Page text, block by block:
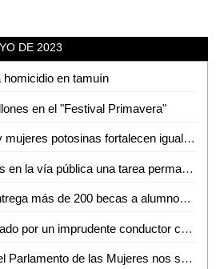
DE 2023
en tamuín
en el "Festival Primavera"
Gobierno del cambio y mujeres potosinas fortalecen igualdad
Supervisión de tianguis en la vía pública una tarea permanente de la dirección de Comercio del ayuntamiento de San Luis Potosí
Gobierno Municipal entrega más de 200 becas a alumnos del Tecnológico de Ciudad Valles
Banderero fue atropellado por un imprudente conductor cerca de Cemex
Temas expuestos en el Parlamento de las Mujeres nos servirán para legislar: Bernarda Reyes